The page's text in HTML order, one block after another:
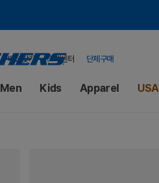
매장찾기 고객센터 단체구매
Men Kids Apparel USA